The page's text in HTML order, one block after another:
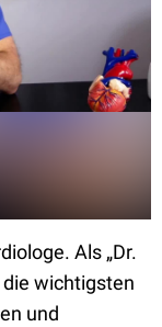
Als „Dr.
wichtigsten
und